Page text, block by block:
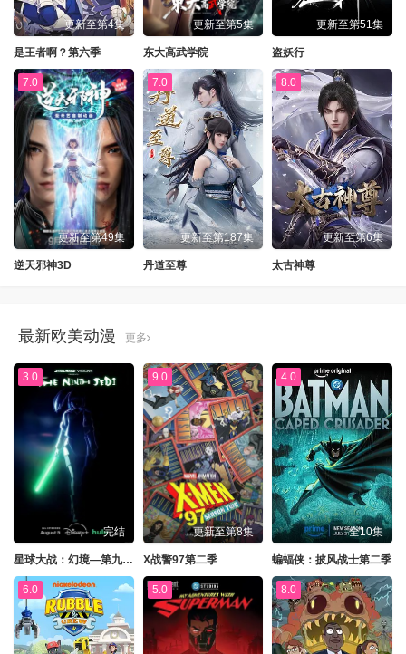
更新至第4集
是王者啊？第六季
更新至第5集
东大高武学院
更新至第51集
盗妖行
7.0
更新至第49集
逆天邪神3D
7.0
更新至第187集
丹道至尊
8.0
更新至第6集
太古神尊
最新欧美动漫 更多
3.0
完结
星球大战：幻境—第九个绝地武士
9.0
更新至第8集
X战警97第二季
4.0
全10集
蝙蝠侠：披风战士第二季
6.0 5.0 8.0